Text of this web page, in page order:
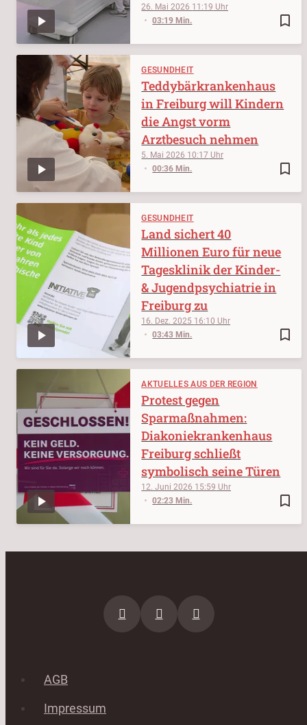
bookmark_border
26. Mai 2026 11:19
03:19 Min.
GESUNDHEIT
bookmark_border
5. Mai 2026 10:17
00:36 Min.
Teddybärkrankenhaus
in Freiburg will Kindern
die Angst vorm
Arztbesuch nehmen
GESUNDHEIT
bookmark_border
16. Dez. 2025 16:10
03:43 Min.
Land sichert 40
Millionen Euro für neue
Tagesklinik der Kinder-
& Jugendpsychiatrie in
Freiburg zu
AKTUELLES AUS DER REGION
bookmark_border
12. Juni 2026 15:59
02:23 Min.
Protest gegen
Sparmaßnahmen:
Diakoniekrankenhaus
Freiburg schließt
symbolisch seine Türen
AGB
Impressum